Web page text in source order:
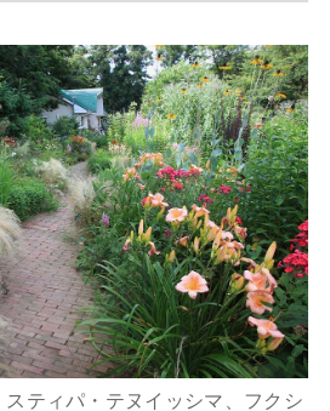
ティパ・テヌイッシマ、フクシ